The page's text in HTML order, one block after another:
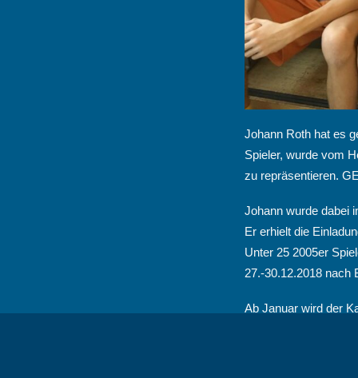
Johann Roth hat es
Spieler, wurde vom
zu repräsentieren.
Johann wurde dabei
Er erhielt die
Unter 25 2005er
27.-30.12.2018 nach
Ab Januar wird der